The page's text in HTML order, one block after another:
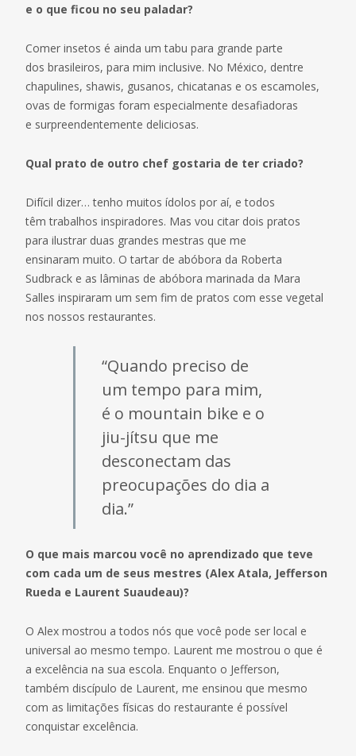
e o que ficou no seu paladar?
Comer insetos é ainda um tabu para grande parte
dos brasileiros, para mim inclusive. No México, dentre
chapulines, shawis, gusanos, chicatanas e os escamoles,
ovas de formigas foram especialmente desafiadoras
e surpreendentemente deliciosas.
Qual prato de outro chef gostaria de ter criado?
Difícil dizer… tenho muitos ídolos por aí, e todos
têm trabalhos inspiradores. Mas vou citar dois pratos
para ilustrar duas grandes mestras que me
ensinaram muito. O tartar de abóbora da Roberta
Sudbrack e as lâminas de abóbora marinada da Mara
Salles inspiraram um sem fim de pratos com esse vegetal
nos nossos restaurantes.
“Quando preciso de
um tempo para mim,
é o mountain bike e o
jiu-jítsu que me
desconectam das
preocupações do dia a
dia.”
O que mais marcou você no aprendizado que teve
com cada um de seus mestres (Alex Atala, Jefferson
Rueda e Laurent Suaudeau)?
O Alex mostrou a todos nós que você pode ser local e
universal ao mesmo tempo. Laurent me mostrou o que é
a excelência na sua escola. Enquanto o Jefferson,
também discípulo de Laurent, me ensinou que mesmo
com as limitações físicas do restaurante é possível
conquistar excelência.